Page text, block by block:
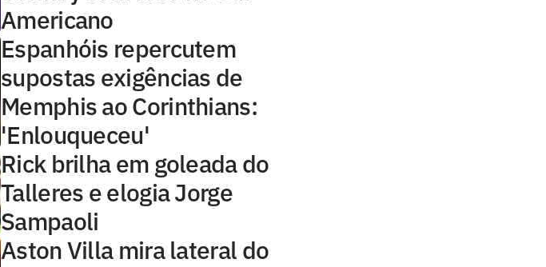
Americano
Espanhóis repercutem
supostas exigências de
Memphis ao Corinthians:
'Enlouqueceu'
Rick brilha em goleada do
Talleres e elogia Jorge
Sampaoli
Aston Villa mira lateral do